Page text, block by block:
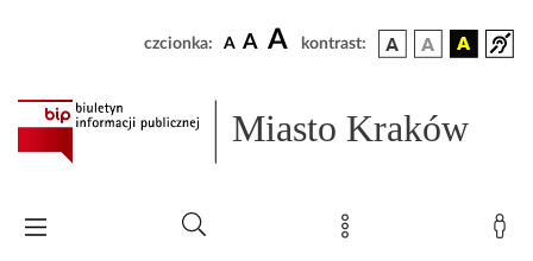
czcionka: A A A kontrast:
Miasto Kraków